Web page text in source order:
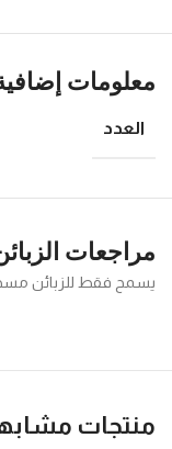
معلومات
العدد
مراجعات
يسمح فقط للزبائن
منتجات